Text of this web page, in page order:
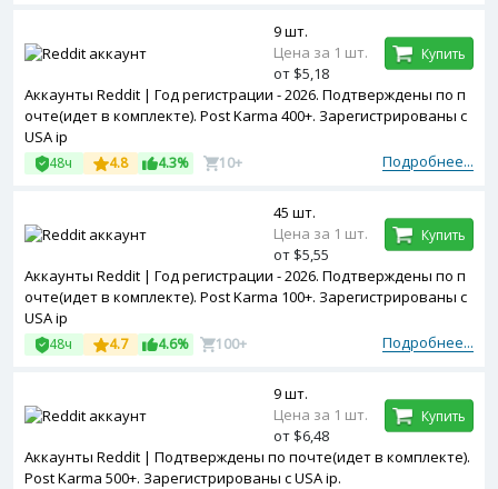
Аккаунты Reddit | Год регистрации - 2026. Подтверждены по п
очте(идет в комплекте). Post Karma 400+. Зарегистрированы с
USA ip
Подробнее...
48ч 4.8 4.3% 10+
9 шт.
Цена за 1 шт.
от $5,18
Купить
Аккаунты Reddit | Год регистрации - 2026. Подтверждены по п
очте(идет в комплекте). Post Karma 100+. Зарегистрированы с
USA ip
Подробнее...
48ч 4.7 4.6% 100+
45 шт.
Цена за 1 шт.
от $5,55
Купить
Аккаунты Reddit | Подтверждены по почте(идет в комплекте).
Post Karma 500+. Зарегистрированы с USA ip.
9 шт.
Цена за 1 шт.
от $6,48
Купить